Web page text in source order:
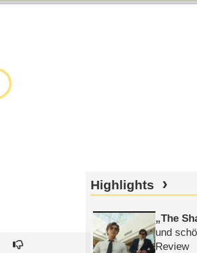
Highlights
The
und
Review